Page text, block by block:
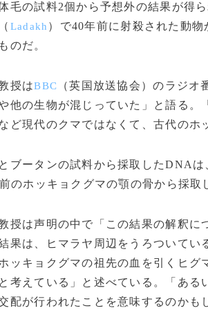
毛の試料2個から予想外の結果が得
Ladakh ）で40年前に射殺された動
のだ。
授はBBC （英国放送協会）のラジ
他の生物が混じっていた」と語る
ど現代のクマではなくて、古代のホ
ブータンの試料から採取したDNAは
のホッキョクグマの顎の骨から採取
授は声明の中で「この結果の解釈に
果は、ヒマラヤ周辺をうろついて
ッキョクグマの祖先の血を引くヒ
考えている」と述べている。「あ
配が行われたことを意味するのかも